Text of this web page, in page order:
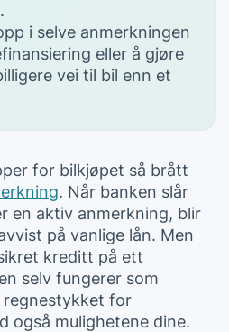
i selve anmerkningen
eller å gjøre
vei til bil enn et
for bilkjøpet så brått
. Når banken slår
en aktiv anmerkning, blir
på vanlige lån. Men
kreditt på ett
selv fungerer som
regnestykket for
også mulighetene dine.